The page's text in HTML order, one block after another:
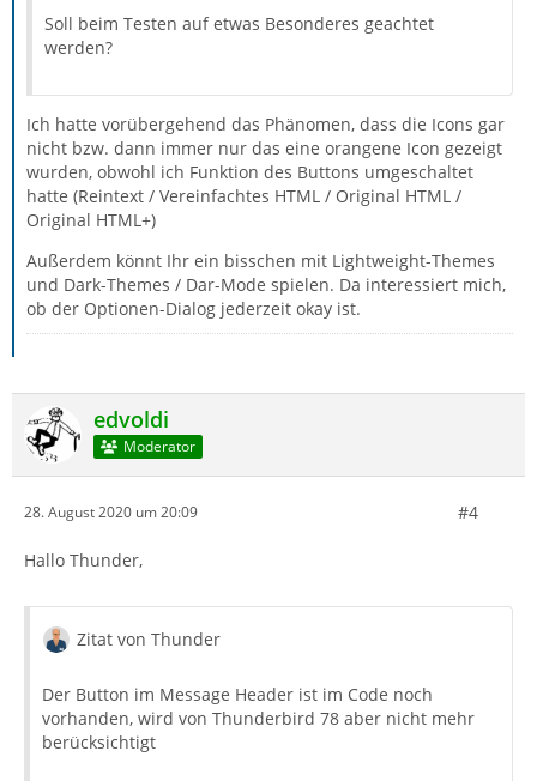
Soll beim Testen auf etwas Besonderes geachtet
werden?
Ich hatte vorübergehend das Phänomen, dass die Icons gar
nicht bzw. dann immer nur das eine orangene Icon gezeigt
wurden, obwohl ich Funktion des Buttons umgeschaltet
hatte (Reintext / Vereinfachtes HTML / Original HTML /
Original HTML+)
Außerdem könnt Ihr ein bisschen mit Lightweight-Themes
und Dark-Themes / Dar-Mode spielen. Da interessiert mich,
ob der Optionen-Dialog jederzeit okay ist.
edvoldi
Moderator
28. August 2020 um 20:09 #4
Hallo Thunder,
Zitat von Thunder
Der Button im Message Header ist im Code noch
vorhanden, wird von Thunderbird 78 aber nicht mehr
berücksichtigt